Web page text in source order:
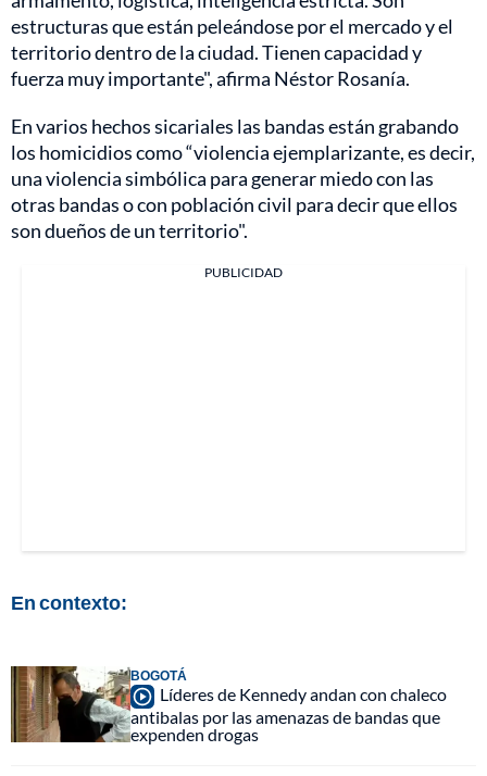
estructuras que están peleándose por el mercado y el
territorio dentro de la ciudad. Tienen capacidad y
fuerza muy importante", afirma Néstor Rosanía.
En varios hechos sicariales las bandas están grabando
los homicidios como “violencia ejemplarizante, es decir,
una violencia simbólica para generar miedo con las
otras bandas o con población civil para decir que ellos
son dueños de un territorio".
PUBLICIDAD
En contexto:
BOGOTÁ
Líderes de Kennedy andan con chaleco
antibalas por las amenazas de bandas que
expenden drogas